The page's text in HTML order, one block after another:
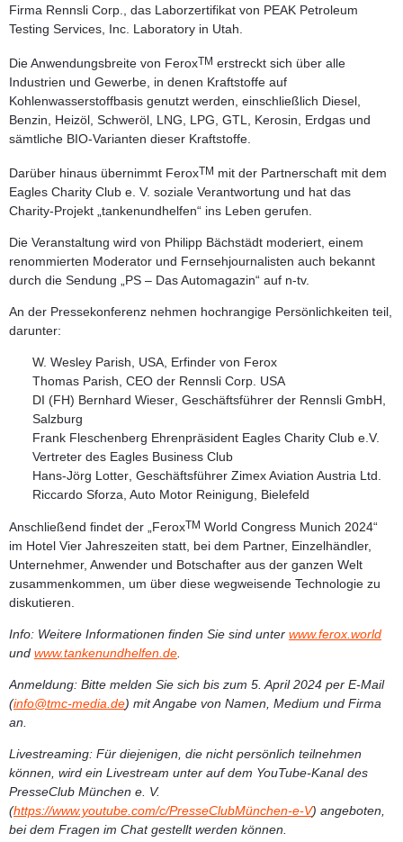
Firma Rennsli Corp., das Laborzertifikat von PEAK Petroleum
Testing Services, Inc. Laboratory in Utah.
Die Anwendungsbreite von FeroxTM erstreckt sich über alle
Industrien und Gewerbe, in denen Kraftstoffe auf
Kohlenwasserstoffbasis genutzt werden, einschließlich Diesel,
Benzin, Heizöl, Schweröl, LNG, LPG, GTL, Kerosin, Erdgas und
sämtliche BIO-Varianten dieser Kraftstoffe.
Darüber hinaus übernimmt FeroxTM mit der Partnerschaft mit dem
Eagles Charity Club e. V. soziale Verantwortung und hat das
Charity-Projekt „tankenundhelfen“ ins Leben gerufen.
Die Veranstaltung wird von Philipp Bächstädt moderiert, einem
renommierten Moderator und Fernsehjournalisten auch bekannt
durch die Sendung „PS – Das Automagazin“ auf n-tv.
An der Pressekonferenz nehmen hochrangige Persönlichkeiten teil,
darunter:
W. Wesley Parish, USA, Erfinder von Ferox
Thomas Parish, CEO der Rennsli Corp. USA
DI (FH) Bernhard Wieser, Geschäftsführer der Rennsli GmbH,
Salzburg
Frank Fleschenberg Ehrenpräsident Eagles Charity Club e.V.
Vertreter des Eagles Business Club
Hans-Jörg Lotter, Geschäftsführer Zimex Aviation Austria Ltd.
Riccardo Sforza, Auto Motor Reinigung, Bielefeld
Anschließend findet der „FeroxTM World Congress Munich 2024“
im Hotel Vier Jahreszeiten statt, bei dem Partner, Einzelhändler,
Unternehmer, Anwender und Botschafter aus der ganzen Welt
zusammenkommen, um über diese wegweisende Technologie zu
diskutieren.
Info: Weitere Informationen finden Sie sind unter www.ferox.world
und www.tankenundhelfen.de.
Anmeldung: Bitte melden Sie sich bis zum 5. April 2024 per E-Mail
(info@tmc-media.de) mit Angabe von Namen, Medium und Firma
an.
Livestreaming: Für diejenigen, die nicht persönlich teilnehmen
können, wird ein Livestream unter auf dem YouTube-Kanal des
PresseClub München e. V.
(https://www.youtube.com/c/PresseClubMünchen-e-V) angeboten,
bei dem Fragen im Chat gestellt werden können.